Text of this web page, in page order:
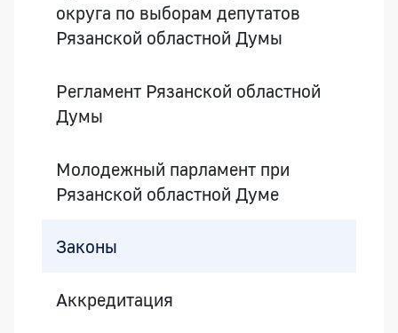
округа по выборам депутатов
Рязанской областной Думы
Регламент Рязанской областной
Думы
Молодежный парламент при
Рязанской областной Думе
Законы
Аккредитация